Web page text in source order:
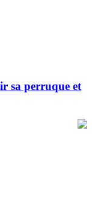
sa perruque et